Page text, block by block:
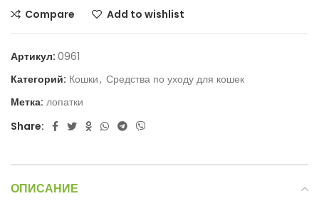
Compare Add to wishlist
Артикул: 0961
Категорий: Кошки, Средства по уходу для кошек
Метка: лопатки
Share:
ОПИСАНИЕ